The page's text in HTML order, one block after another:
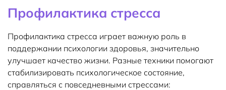
Профилактика стресса
Профилактика стресса играет важную роль в
поддержании психологии здоровья, значительно
улучшает качество жизни. Разные техники помогают
стабилизировать психологическое состояние,
справляться с повседневными стрессами: